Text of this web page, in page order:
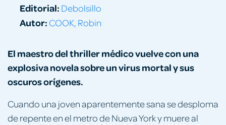
El maestro del thriller médico vuelve con una
explosiva novela sobre un virus mortal y sus
oscuros orígenes.
Cuando una joven aparentemente sana se desploma
de repente en el metro de Nueva York y muere al
Editorial: Debolsillo
Autor: COOK, Robin